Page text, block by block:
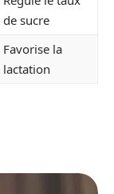
de sucre
Favorise la
lactation